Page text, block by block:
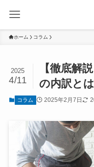
ホーム コラム
【徹底解
の内訳と
2025
4/11
コラム 2025年2月7日